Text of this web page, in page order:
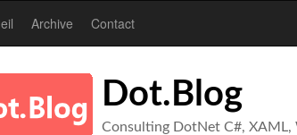
Archive Contact
Dot.Blog
Consulting DotNet C#,